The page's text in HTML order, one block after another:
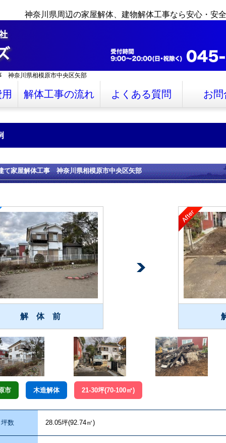
神奈川県周辺の家屋解体、建物解体工事なら安心・安
神奈川県相模原市中央区矢部
解体工事の流れ よくある質問 お問
て家屋解体工事 神奈川県相模原市中央区矢部
解 体 前
市 木造解体 21-30坪(70-100㎡)
坪数 28.05坪(92.74㎡)